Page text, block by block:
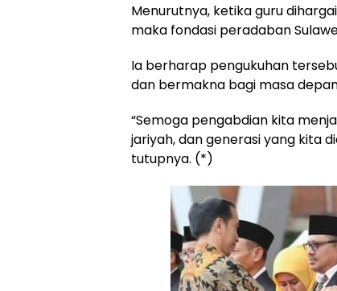
Menurutnya, ketika guru
maka fondasi peradaban
Ia berharap pengukuhan
dan bermakna bagi masa
“Semoga pengabdian kita
jariyah, dan generasi yang kita
tutupnya. (*)